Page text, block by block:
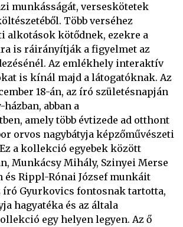
munkásságát, verseskötetek
Több verséhez
alkotások kötődnek, ezekre a
is ráirányítják a figyelmet az
Az emlékhely interaktív
is kínál majd a látogatóknak. Az
18-án, az író születésnapján
abban a
amely több évtizede ad otthont
orvos nagybátyja képzőművészeti
a kollekció egyebek között
Munkácsy Mihály, Szinyei Merse
és Rippl-Rónai József munkáit
író Gyurkovics fontosnak tartotta,
hagyatéka és az általa
egy helyen legyen. Az ő